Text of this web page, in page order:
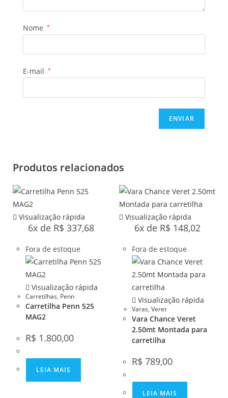
Nome *
E-mail *
Produtos relacionados
Visualização rápida
6x de R$ 337,68
Fora de estoque
Visualização rápida
Carretilhas, Penn
Carretilha Penn 525
MAG2
R$ 1.800,00
LEIA MAIS
Visualização rápida
6x de R$ 148,02
Fora de estoque
Visualização rápida
Varas, Veret
Vara Chance Veret
2.50mt Montada para
carretilha
R$ 789,00
LEIA MAIS